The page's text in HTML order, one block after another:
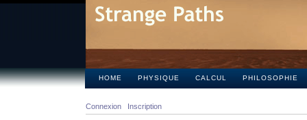
HOME PHYSIQUE CALCUL PHILOSOPHIE
Connexion Inscription